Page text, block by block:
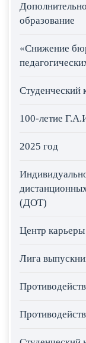
образование
«Снижение
Студенческий
100-летие
2025 год
(ДОТ)
Центр карьеры
Лига